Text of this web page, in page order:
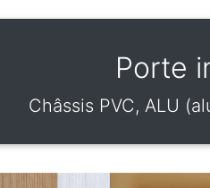
Porte
Châssis PVC, ALU